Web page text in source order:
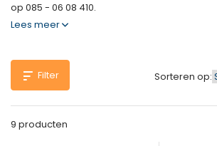
op 085 - 06 08 410.
Lees meer
Filter
9 producten
Sorteren op: